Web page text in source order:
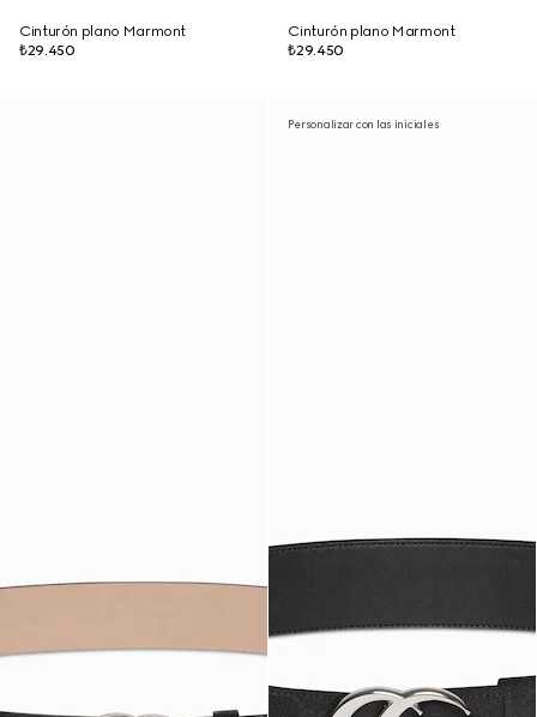
Cinturón plano Marmont
₺29.450
Cinturón plano Marmont
₺29.450
Personalizar con las iniciales